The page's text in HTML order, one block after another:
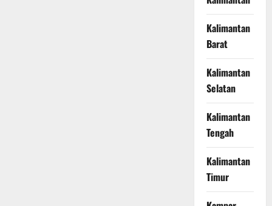
Kalimantan
Barat
Kalimantan
Selatan
Kalimantan
Tengah
Kalimantan
Timur